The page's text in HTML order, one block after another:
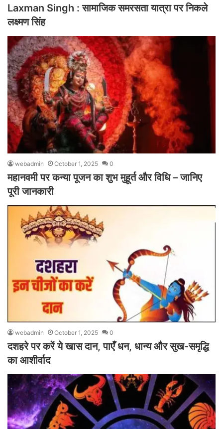
Laxman Singh : सामाजिक समरसता यात्रा पर निकले
लक्ष्मण सिंह
webadmin October 1, 2025 0
महानवमी पर कन्या पूजन का शुभ मुहूर्त और विधि – जानिए
पूरी जानकारी
webadmin October 1, 2025 0
दशहरे पर करें ये खास दान, पाएँ धन, धान्य और सुख-समृद्धि
का आशीर्वाद